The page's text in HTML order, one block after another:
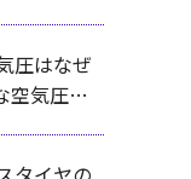
圧はなぜ
空気圧が